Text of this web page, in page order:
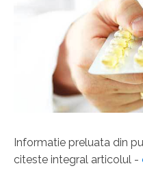
Informatie preluata din
citeste integral articolul -